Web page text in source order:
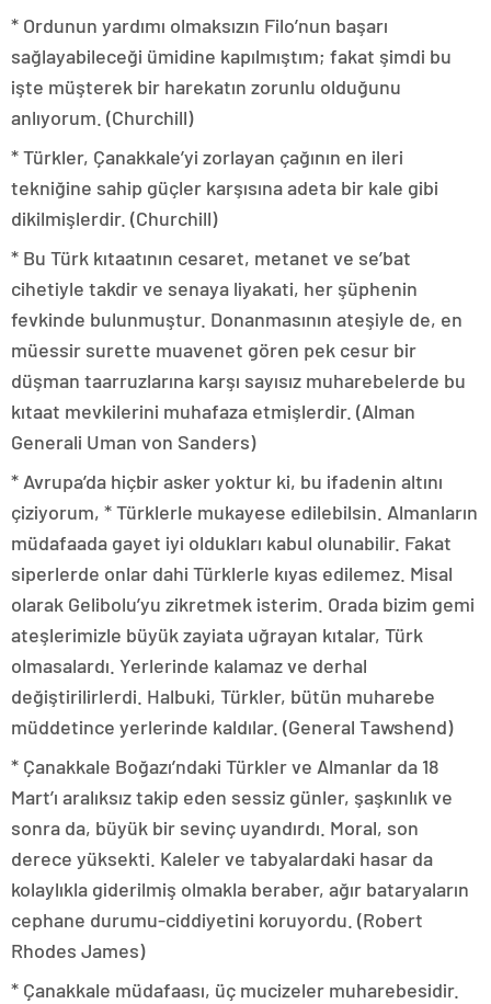
* Ordunun yardımı olmaksızın Filo’nun başarı
sağlayabileceği ümidine kapılmıştım; fakat şimdi bu
işte müşterek bir harekatın zo­runlu olduğunu
anlıyorum. (Churchill)
* Türkler, Çanakkale’yi zorlayan çağının en ileri
tekniğine sahip güçler karşısına adeta bir kale gibi
dikilmişlerdir. (Churchill)
* Bu Türk kıtaatının cesaret, metanet ve se’bat
cihetiyle takdir ve senaya liyakati, her şüphenin
fevkinde bulunmuştur. Donanmasının ateşiyle de, en
müessir surette muavenet gören pek cesur bir
düşman taarruzlarına karşı sayısız muharebelerde bu
kıtaat mevkilerini muhafaza etmişlerdir. (Alman
Generali Uman von Sanders)
* Avrupa’da hiçbir asker yoktur ki, bu ifadenin altını
çiziyorum, * Türklerle mukayese edilebilsin. Almanların
müdafaada gayet iyi oldukları kabul olunabilir. Fakat
siperlerde onlar dahi Türklerle kıyas edilemez. Misal
olarak Gelibolu’yu zikretmek isterim. Orada bizim gemi
ateşlerimizle büyük zayiata uğrayan kıtalar, Türk
olmasalardı. Yerlerinde kalamaz ve derhal
değiştirilirlerdi. Halbuki, Türkler, bütün muharebe
müddetince yerlerinde kaldılar. (General Tawshend)
* Çanakkale Boğazı’ndaki Türkler ve Almanlar da 18
Mart’ı aralık­sız takip eden sessiz günler, şaşkınlık ve
sonra da, büyük bir sevinç uyandırdı. Moral, son
derece yüksekti. Kaleler ve tabyalardaki ha­sar da
kolaylıkla giderilmiş olmakla beraber, ağır bataryaların
cep­hane durumu-ciddiyetini koruyordu. (Robert
Rhodes James)
* Çanakkale müdafaası, üç mucizeler muharebesidir.